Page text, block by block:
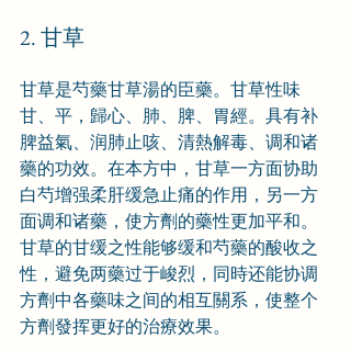
2. 甘草
甘草是芍藥甘草湯的臣藥。甘草性味
甘、平，歸心、肺、脾、胃經。具有补
脾益氣、润肺止咳、清熱解毒、调和诸
藥的功效。在本方中，甘草一方面协助
白芍增强柔肝缓急止痛的作用，另一方
面调和诸藥，使方劑的藥性更加平和。
甘草的甘缓之性能够缓和芍藥的酸收之
性，避免两藥过于峻烈，同時还能协调
方劑中各藥味之间的相互關系，使整个
方劑發挥更好的治療效果。